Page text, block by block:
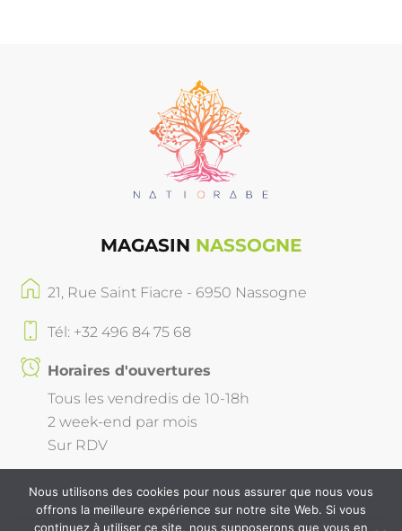
MAGASIN NASSOGNE
21, Rue Saint Fiacre - 6950 Nassogne
Tél: +32 496 84 75 68
Horaires d'ouvertures
Tous les vendredis de 10-18h
2 week-end par mois
Sur RDV
Nous utilisons des cookies pour nous assurer que nous vous
offrons la meilleure expérience sur notre site Web. Si vous
continuez à utiliser ce site, nous supposerons que vous en